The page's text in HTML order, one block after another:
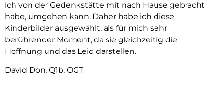
ich von der Gedenkstätte mit nach Hause gebracht
habe, umgehen kann. Daher habe ich diese
Kinderbilder ausgewählt, als für mich sehr
berührender Moment, da sie gleichzeitig die
Hoffnung und das Leid darstellen.
David Don, Q1b, OGT